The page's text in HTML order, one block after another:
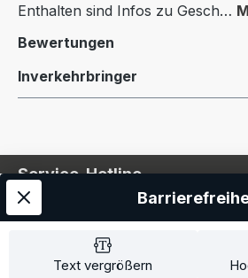
Enthalten sind Infos zu Gesch…
Bewertungen
Inverkehrbringer
Service-Hotline
Service
Information
Text vergrößern